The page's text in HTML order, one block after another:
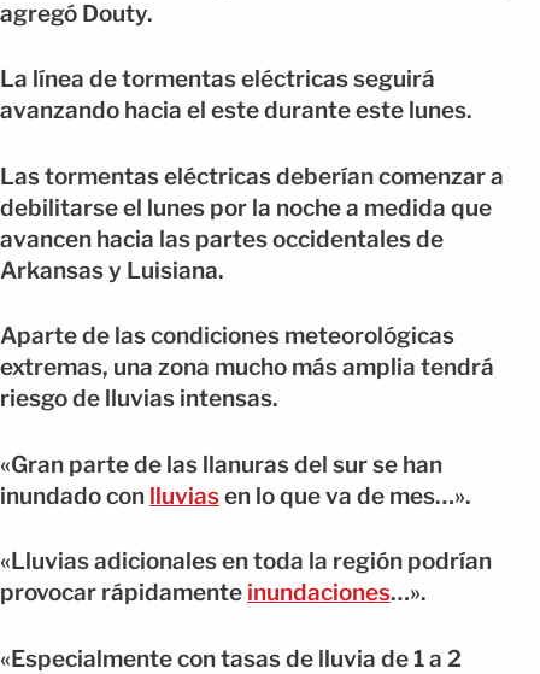
agregó Douty.
La línea de tormentas eléctricas seguirá
avanzando hacia el este durante este lunes.
Las tormentas eléctricas deberían comenzar a
debilitarse el lunes por la noche a medida que
avancen hacia las partes occidentales de
Arkansas y Luisiana.
Aparte de las condiciones meteorológicas
extremas, una zona mucho más amplia tendrá
riesgo de lluvias intensas.
«Gran parte de las llanuras del sur se han
inundado con lluviasen lo que va de mes…».
«Lluvias adicionales en toda la región podrían
provocar rápidamente inundaciones…».
«Especialmente con tasas de lluvia de 1 a 2